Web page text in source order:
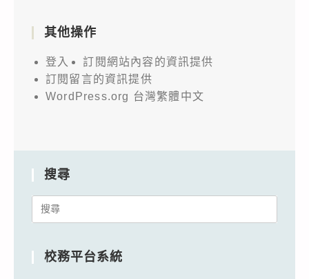
其他操作
登入
訂閱網站內容的資訊提供
訂閱留言的資訊提供
WordPress.org 台灣繁體中文
搜尋
Search
校務平台系統